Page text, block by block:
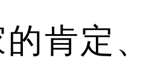
肯定